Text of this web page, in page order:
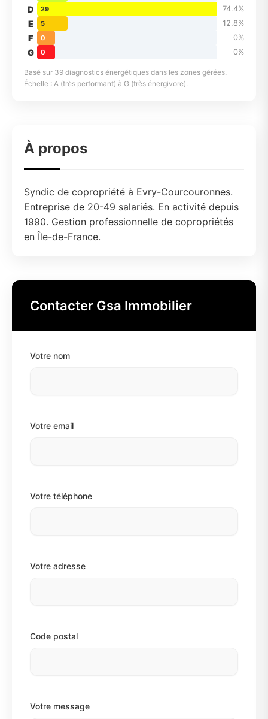
D 29 74.4%
E 5 12.8%
F 0 0%
G 0 0%
Basé sur 39 diagnostics énergétiques dans les zones gérées.
Échelle : A (très performant) à G (très énergivore).
À propos
Syndic de copropriété à Evry-Courcouronnes.
Entreprise de 20-49 salariés. En activité depuis
1990. Gestion professionnelle de copropriétés
en Île-de-France.
Contacter Gsa Immobilier
Votre nom
Votre email
Votre téléphone
Votre adresse
Code postal
Votre message